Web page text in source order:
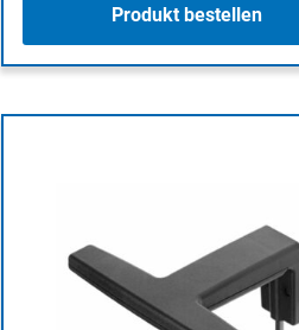
Produkt bestellen